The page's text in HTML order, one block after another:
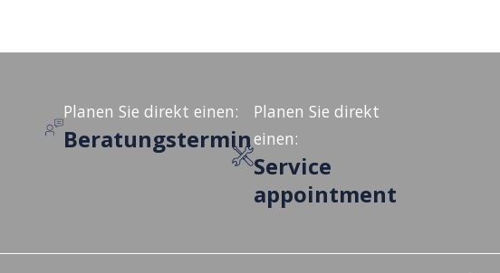
Planen Sie direkt einen:
Beratungstermin
Planen Sie direkt
einen:
Service
appointment